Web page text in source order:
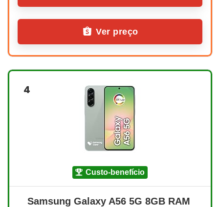
Ver preço
4
custo-benefício
Samsung Galaxy A56 5G 8GB RAM